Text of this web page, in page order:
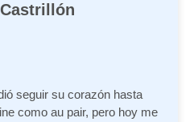
seguir su corazón hasta
como au pair, pero hoy me